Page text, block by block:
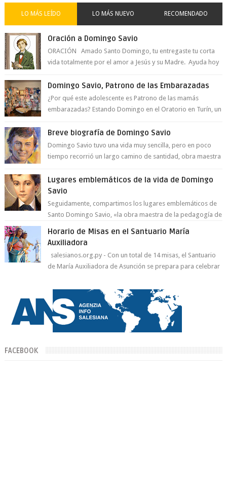
LO MÁS LEÍDO LO MÁS NUEVO RECOMENDADO
Oración a Domingo Savio
ORACIÓN Amado Santo Domingo, tu entregaste tu corta
vida totalmente por el amor a Jesús y su Madre. Ayuda hoy
Domingo Savio, Patrono de las Embarazadas
¿Por qué este adolescente es Patrono de las mamás
embarazadas? Estando Domingo en el Oratorio en Turín, un
Breve biografía de Domingo Savio
Domingo Savio tuvo una vida muy sencilla, pero en poco
tiempo recorrió un largo camino de santidad, obra maestra
Lugares emblemáticos de la vida de Domingo
Savio
Seguidamente, compartimos los lugares emblemáticos de
Santo Domingo Savio, «la obra maestra de la pedagogía de
Horario de Misas en el Santuario María
Auxiliadora
salesianos.org.py - Con un total de 14 misas, el Santuario
de María Auxiliadora de Asunción se prepara para celebrar
FACEBOOK